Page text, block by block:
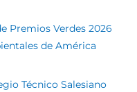
Premios Verdes 2026
de América
Técnico Salesiano